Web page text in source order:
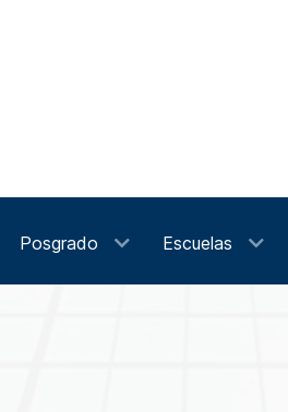
Posgrado Escuelas